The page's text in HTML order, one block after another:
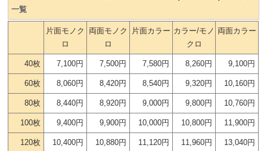
一覧
片面モノク
ロ
両面モノク
ロ
片面カラー カラー/モノ
クロ
両面カラー
40枚 7,100円 7,500円 7,580円 8,260円 9,100円
60枚 8,060円 8,420円 8,540円 9,320円 10,160円
80枚 8,440円 8,920円 9,000円 9,800円 10,760円
100枚 9,400円 9,900円 10,000円 10,800円 11,900円
120枚 10,400円 10,880円 11,120円 11,960円 13,040円